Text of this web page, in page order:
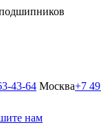
43-64 Москва+7
нам